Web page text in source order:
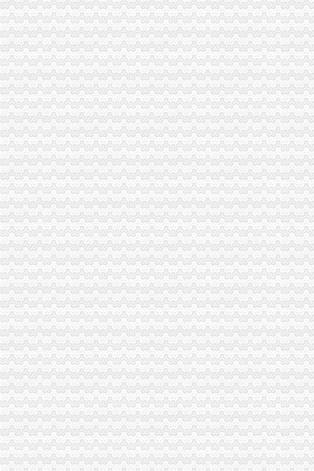
海关报关登记证书
海关进出口货物收发货人报关注册登记证书要到期了怎么办-免费律
中华共和国海关总署令（第127号）中华共和国海关对报关单
工商动态
石柱局迅速贯彻落实全市重庆海关注册登记工商行政管理工作会议精
巫溪局突出“快、实、深、通”重庆海关注册字做好寒潮防工作
市重庆海关在哪里局召开12315系统升级新闻发布会
市重庆海关注册登记工商局与市外经贸委建立外资登记审批合作机制
巫山局开展“查究抓”海关报关注册登记证书推动各项工作
南川局海关报关注册登记证书五举措化燃放烟花竹安全监管
市海关报关注册登记证书局副局长郭翔对机关后勤服务中心支部创先争优活动
南岸局海关报关登记证书采取三项措施提升工商信息数据利用价值
酉局通过“四大机制”重庆海关注册登记积推进微型企业发展
渝北局重庆海关注册运用职能帮助企业融资八亿元
南川局重庆海关在哪里关注民生促进和谐大力推进12315行政执法体系建设
沙坪坝局在西永微电园开设市级重点项目行政审批“绿通道”重庆海关在哪里
全市重庆海关在哪里安全生产大排查大整大执法专项行动圆满完成
市局副局长李林到万州区铁峰乡参加“三进三同”海关报关登记证书“结穷亲”活动
市重庆海关注册局副局长李林出席北碚区学校食品安全义务监督员聘任大会
市重庆海关在哪里局副巡视员胡德汉赴经开区局检查指导工作
市重庆海关在哪里局信息中心积落实五中全会精
潼南局海关报关注册登记证书积开展家装行业专项整
市局巡视员王兴华赴万州铁峰乡参加“三进三同”重庆海关在哪里“结穷亲”活动
奉节局海关报关注册登记证书开通短信平台助推工作
重庆海关年报
重庆海关2012年报关员报名上须知_重庆报关员报名公
重庆招聘报关员_逻电子科技（重庆）有限公司招聘-汇博网
进出口许可证办理流程
商务部技术进出口信息管理系统许可证电子申请流程-江市商务局
柬埔寨海运华超介绍两用物项和技术进出口的许可证办理规范-中国制
无纸化签约流程
海关无纸化通关流程_北京华晨远洋国际贸易有限责任公司